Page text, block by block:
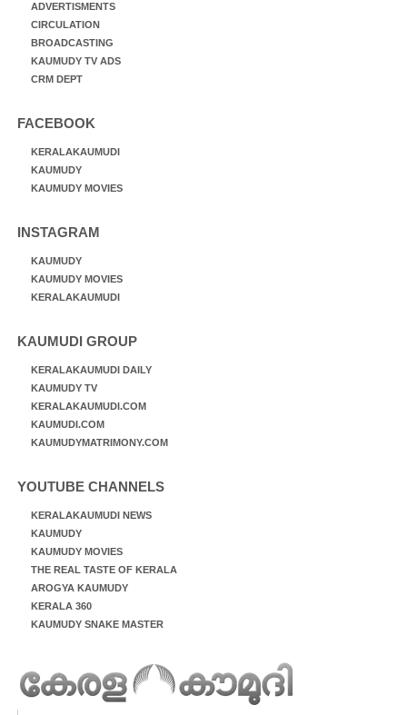
ADVERTISMENTS
CIRCULATION
BROADCASTING
KAUMUDY TV ADS
CRM DEPT
FACEBOOK
KERALAKAUMUDI
KAUMUDY
KAUMUDY MOVIES
INSTAGRAM
KAUMUDY
KAUMUDY MOVIES
KERALAKAUMUDI
KAUMUDI GROUP
KERALAKAUMUDI DAILY
KAUMUDY TV
KERALAKAUMUDI.COM
KAUMUDI.COM
KAUMUDYMATRIMONY.COM
YOUTUBE CHANNELS
KERALAKAUMUDI NEWS
KAUMUDY
KAUMUDY MOVIES
THE REAL TASTE OF KERALA
AROGYA KAUMUDY
KERALA 360
KAUMUDY SNAKE MASTER